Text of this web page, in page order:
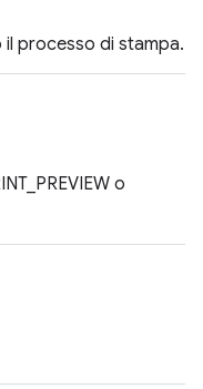
il processo di stampa.
o